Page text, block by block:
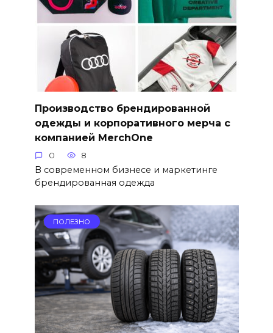
Производство брендированной
одежды и корпоративного мерча с
компанией MerchOne
0 8
В современном бизнесе и маркетинге
брендированная одежда
ПОЛЕЗНО